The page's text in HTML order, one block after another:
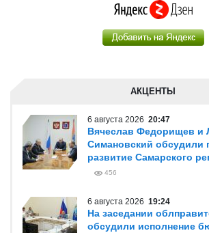
АКЦЕНТЫ
6 августа 2026 20:47
Вячеслав Федорищев и
Симановский обсудили
развитие Самарского
456
6 августа 2026 19:24
На заседании
обсудили исполнение